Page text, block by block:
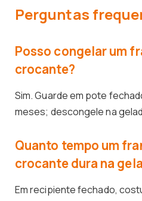
Perguntas
Posso congelar um
crocante?
Sim. Guarde em pote
meses; descongele na
Quanto tempo um
crocante dura na
Em recipiente fechado,